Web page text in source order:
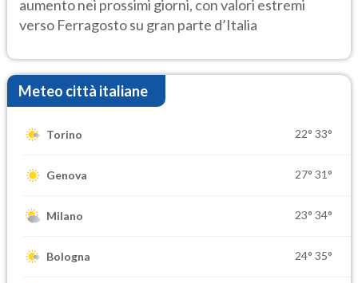
aumento nei prossimi giorni, con valori estremi
verso Ferragosto su gran parte d’Italia
Meteo città italiane
Torino 22° 33°
Genova 27° 31°
Milano 23° 34°
Bologna 24° 35°